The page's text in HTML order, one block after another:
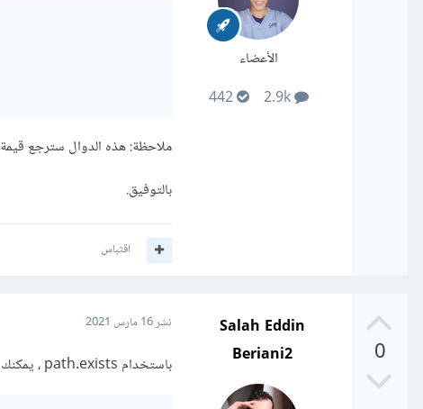
الأعضاء
2.9k
442
ملاحظة: هذه الدوال سترجع قيمة Flase إن لم يكن الملف أو المجلد موجود مسبقًا.
بالتوفيق.
اقتباس
0
Salah Eddin
Beriani2
نشر16 مارس 2021
باستخدام path.exists ، يمكنك التحقق بسرعة من وجود ملف أو مجلد فيما يلي الخطوات :